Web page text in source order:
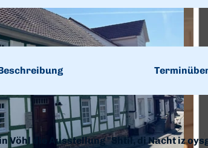
Vöhl die Ausstellung "Shtil, di Nacht iz